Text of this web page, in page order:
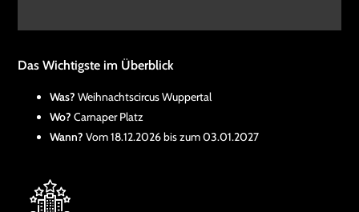
Das Wichtigste im Überblick
Was? Weihnachtscircus Wuppertal
Wo? Carnaper Platz
Wann? Vom 18.12.2026 bis zum 03.01.2027